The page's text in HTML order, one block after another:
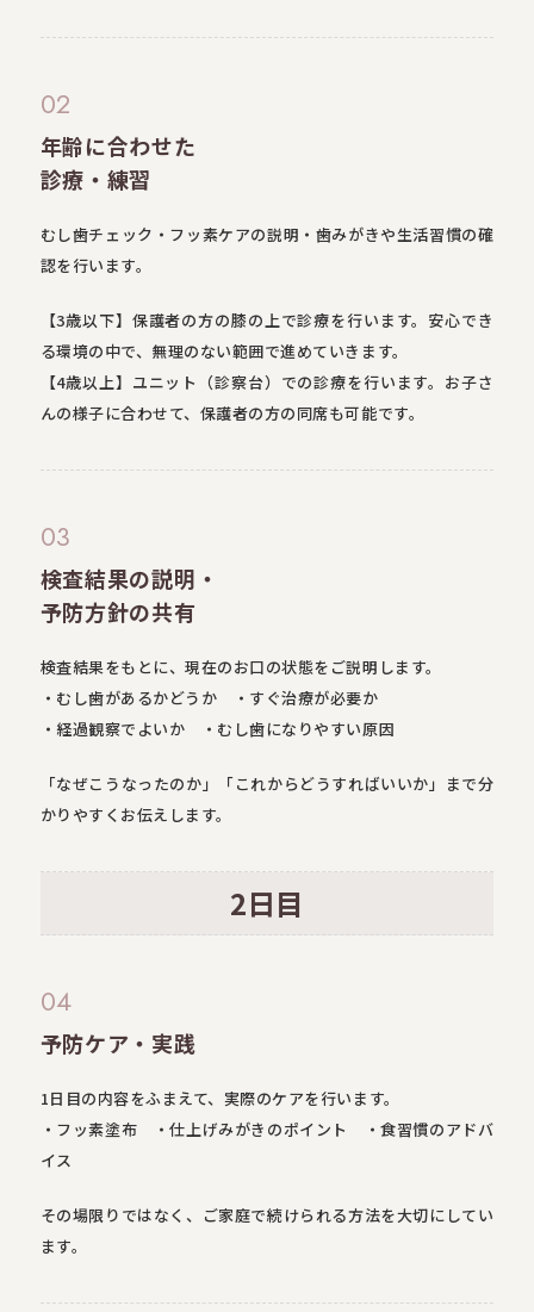
02
年齢に合わせた
診療・練習
むし歯チェック・フッ素ケアの説明・歯みがきや生活習慣の確
認を行います。
【3歳以下】保護者の方の膝の上で診療を行います。安心でき
る環境の中で、無理のない範囲で進めていきます。
【4歳以上】ユニット（診察台）での診療を行います。お子さ
んの様子に合わせて、保護者の方の同席も可能です。
03
検査結果の説明・
予防方針の共有
検査結果をもとに、現在のお口の状態をご説明します。
・むし歯があるかどうか ・すぐ治療が必要か
・経過観察でよいか ・むし歯になりやすい原因
「なぜこうなったのか」「これからどうすればいいか」まで分
かりやすくお伝えします。
2日目
04
予防ケア・実践
1日目の内容をふまえて、実際のケアを行います。
・フッ素塗布 ・仕上げみがきのポイント ・食習慣のアドバ
イス
その場限りではなく、ご家庭で続けられる方法を大切にしてい
ます。